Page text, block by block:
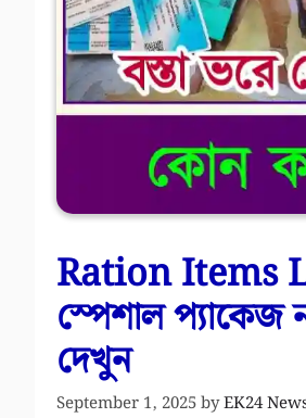
Ration Items
স্পেশাল প্যাকেজ
দেখুন
September 1, 2025byEK24